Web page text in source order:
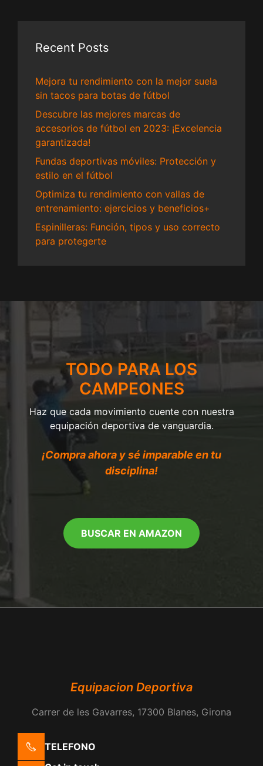
Recent Posts
Mejora tu rendimiento con la mejor suela
sin tacos para botas de fútbol
Descubre las mejores marcas de
accesorios de fútbol en 2023: ¡Excelencia
garantizada!
Fundas deportivas móviles: Protección y
estilo en el fútbol
Optimiza tu rendimiento con vallas de
entrenamiento: ejercicios y beneficios+
Espinilleras: Función, tipos y uso correcto
para protegerte
TODO PARA LOS
CAMPEONES
Haz que cada movimiento cuente con nuestra
equipación deportiva de vanguardia.
¡Compra ahora y sé imparable en tu
disciplina!
BUSCAR EN AMAZON
Equipacion Deportiva
Carrer de les Gavarres, 17300 Blanes, Girona
TELEFONO